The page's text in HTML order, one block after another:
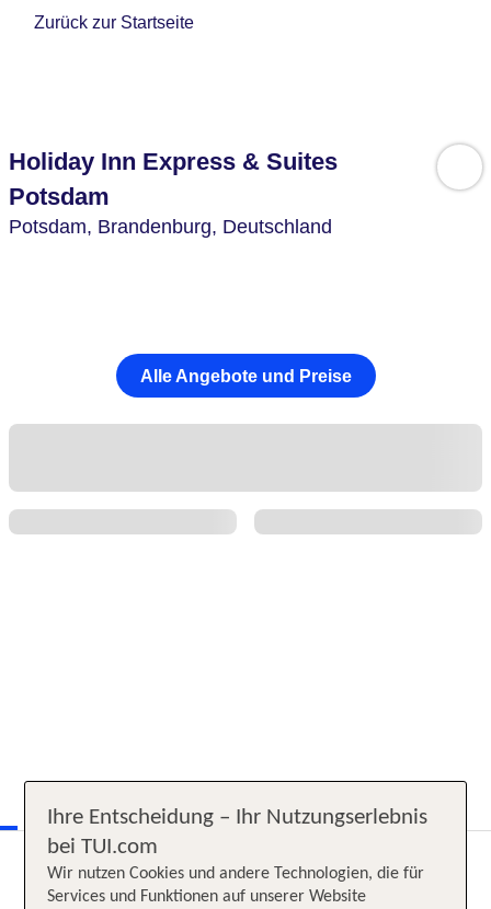
Zurück zur Startseite
Holiday Inn Express & Suites
Potsdam
Potsdam, Brandenburg, Deutschland
Alle Angebote und Preise
Ihre Entscheidung – Ihr Nutzungserlebnis
bei TUI.com
Wir nutzen Cookies und andere Technologien, die für
Services und Funktionen auf unserer Website